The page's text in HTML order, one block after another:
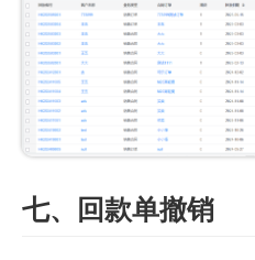
七、回款单撤销